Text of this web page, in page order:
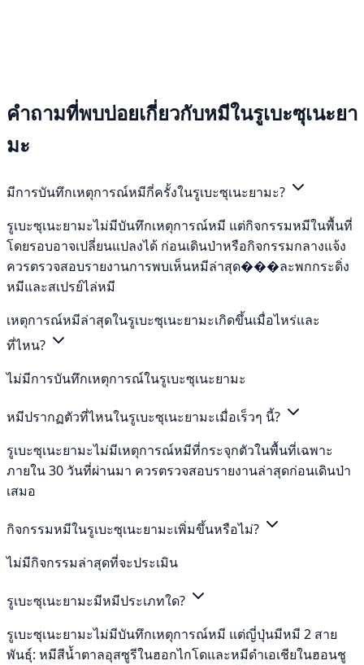
คำถามที่พบบ่อยเกี่ยวกับหมีในรูเบะซุเนะยา
มะ
มีการบันทึกเหตุการณ์หมีกี่ครั้งในรูเบะซุเนะยามะ?
รูเบะซุเนะยามะไม่มีบันทึกเหตุการณ์หมี แต่กิจกรรมหมีในพื้นที่
โดยรอบอาจเปลี่ยนแปลงได้ ก่อนเดินป่าหรือกิจกรรมกลางแจ้ง
ควรตรวจสอบรายงานการพบเห็นหมีล่าสุด���ละพกกระดิ่ง
หมีและสเปรย์ไล่หมี
เหตุการณ์หมีล่าสุดในรูเบะซุเนะยามะเกิดขึ้นเมื่อไหร่และ
ที่ไหน?
ไม่มีการบันทึกเหตุการณ์ในรูเบะซุเนะยามะ
หมีปรากฏตัวที่ไหนในรูเบะซุเนะยามะเมื่อเร็วๆ นี้?
รูเบะซุเนะยามะไม่มีเหตุการณ์หมีที่กระจุกตัวในพื้นที่เฉพาะ
ภายใน 30 วันที่ผ่านมา ควรตรวจสอบรายงานล่าสุดก่อนเดินป่า
เสมอ
กิจกรรมหมีในรูเบะซุเนะยามะเพิ่มขึ้นหรือไม่?
ไม่มีกิจกรรมล่าสุดที่จะประเมิน
รูเบะซุเนะยามะมีหมีประเภทใด?
รูเบะซุเนะยามะไม่มีบันทึกเหตุการณ์หมี แต่ญี่ปุ่นมีหมี 2 สาย
พันธุ์: หมีสีน้ำตาลอุสซูรีในฮอกไกโดและหมีดำเอเชียในฮอนชู